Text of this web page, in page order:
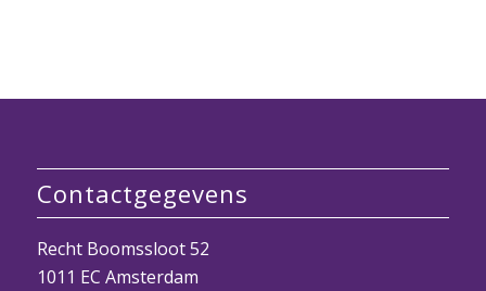
Contactgegevens
Recht Boomssloot 52
1011 EC Amsterdam